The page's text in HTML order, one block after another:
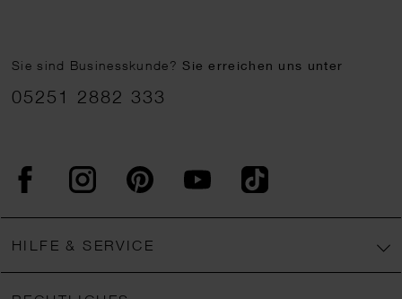
Sie sind Businesskunde?Sie erreichen uns unter
05251 2882 333
FacebookInstagram PinterestYouTubeTikTok
HILFE & SERVICE